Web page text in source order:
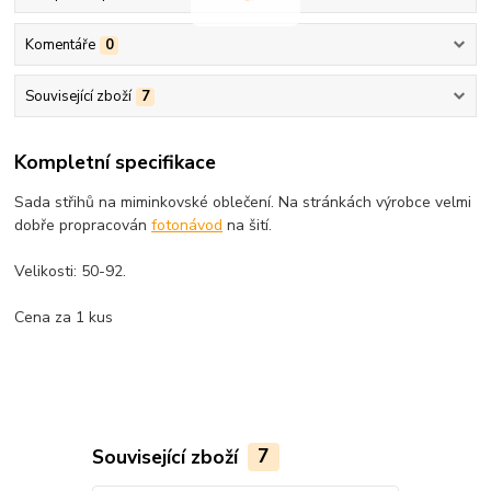
Komentáře 0
Související zboží 7
Kompletní specifikace
Sada střihů na miminkovské oblečení. Na stránkách výrobce velmi
dobře propracovánfotonávod na šití.
Velikosti: 50-92.
Cena za 1 kus
Související zboží 7